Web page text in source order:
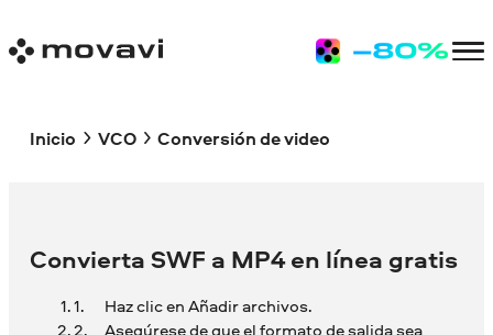
Inicio VCO Conversión de video
Convierta SWF a MP4 en línea gratis
Haz clic en Añadir archivos.